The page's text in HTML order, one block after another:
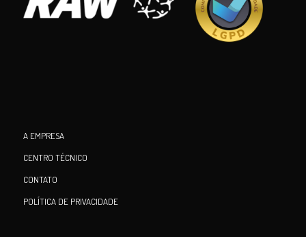
A EMPRESA
CENTRO TÉCNICO
CONTATO
POLÍTICA DE PRIVACIDADE